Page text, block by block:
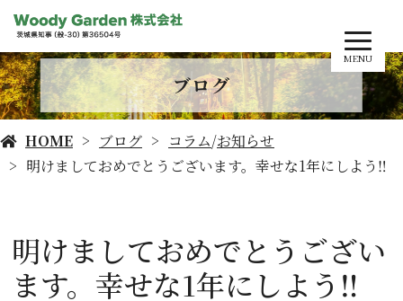
MENU
ブログ
HOME ブログ コラム/お知らせ
明けましておめでとうございます。幸せな1年にしよう‼️
明けましておめでとうござい
ます。幸せな1年にしよう‼️